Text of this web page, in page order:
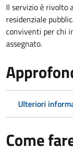
Il servizio è rivolto
residenziale
conviventi per chi
assegnato.
Ulteriori
Come